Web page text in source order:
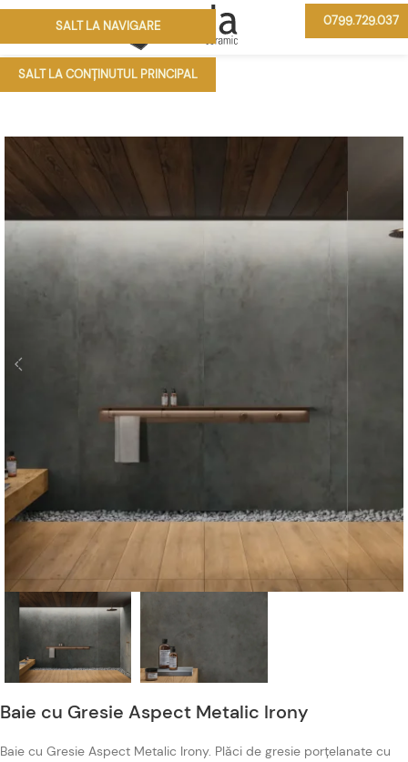
SALT LA NAVIGARE
SALT LA CONȚINUTUL PRINCIPAL
0799.729.037
Baie cu Gresie Aspect Metalic Irony
Baie cu Gresie Aspect Metalic Irony. Plăci de gresie porțelanate cu